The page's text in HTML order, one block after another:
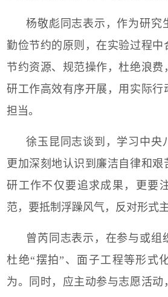
杨敬彪同志表示，作为研究
勤俭节约的原则，在实验过程中
节约资源、规范操作，杜绝浪费
研工作高效有序开展，用实际行
担当。
徐玉昆同志谈到，学习中央
更加深刻地认识到廉洁自律和
研工作不仅要追求成果，更要
范，要抵制浮躁风气，反对形式主
曾芮同志表示，在参与或组
杜绝“摆拍”、面子工程等形式
为。同时，应主动参与志愿活动